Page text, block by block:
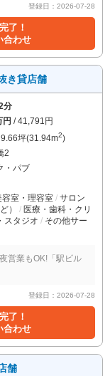
登録日：2026-07-28
了！
合わせ
き貸店舗
分
円 / 41,791円
坪(31.94m2)
2
・パブ
容室・理容室
サロン
）
医療・歯科・クリ
スタジオ
その他サー
営業もOK!「駅ビル
登録日：2026-07-28
了！
合わせ
舗